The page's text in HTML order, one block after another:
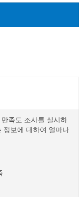
족도 조사를 실시하
정보에 대하여 얼마나